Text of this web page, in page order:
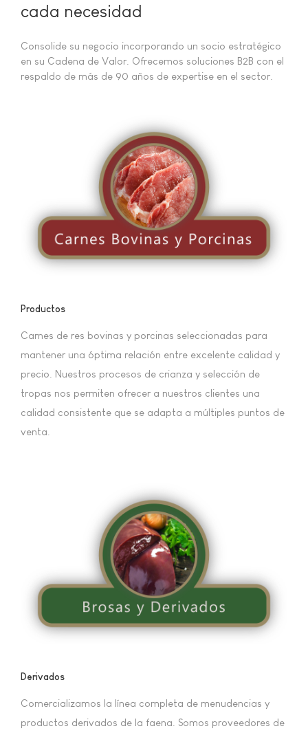
cada necesidad
Consolide su negocio incorporando un socio estratégico
en su Cadena de Valor. Ofrecemos soluciones B2B con el
respaldo de más de 90 años de expertise en el sector.
Productos
Carnes de res bovinas y porcinas seleccionadas para
mantener una óptima relación entre excelente calidad y
precio. Nuestros procesos de crianza y selección de
tropas nos permiten ofrecer a nuestros clientes una
calidad consistente que se adapta a múltiples puntos de
venta.
Derivados
Comercializamos la línea completa de menudencias y
productos derivados de la faena. Somos proveedores de